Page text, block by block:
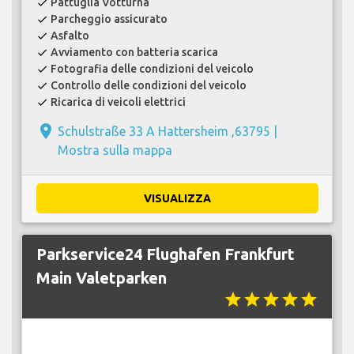
check
check Parcheggio assicurato
check Asfalto
check Avviamento con batteria scarica
check Fotografia delle condizioni del veicolo
check Controllo delle condizioni del veicolo
check Ricarica di veicoli elettrici
place Schulstraße 33 A Hattersheim ,63795 |
Mostra sulla mappa
VISUALIZZA
Parkservice24 Flughafen Frankfurt
Main Valetparken
starstarstarstarstar